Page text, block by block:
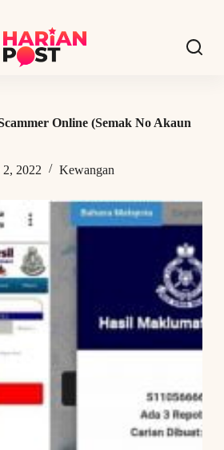
Online (Semak No Akaun
2, 2022 Kewangan